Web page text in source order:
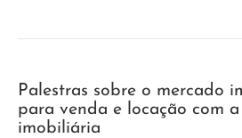
Palestras sobre o mercado
para venda e locação com
imobiliária